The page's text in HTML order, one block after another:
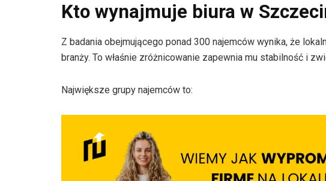
Kto wynajmuje biura w
Z badania obejmującego ponad 300 najemców wynika, że
branży. To właśnie zróżnicowanie zapewnia mu stabilność i
Największe grupy najemców to: